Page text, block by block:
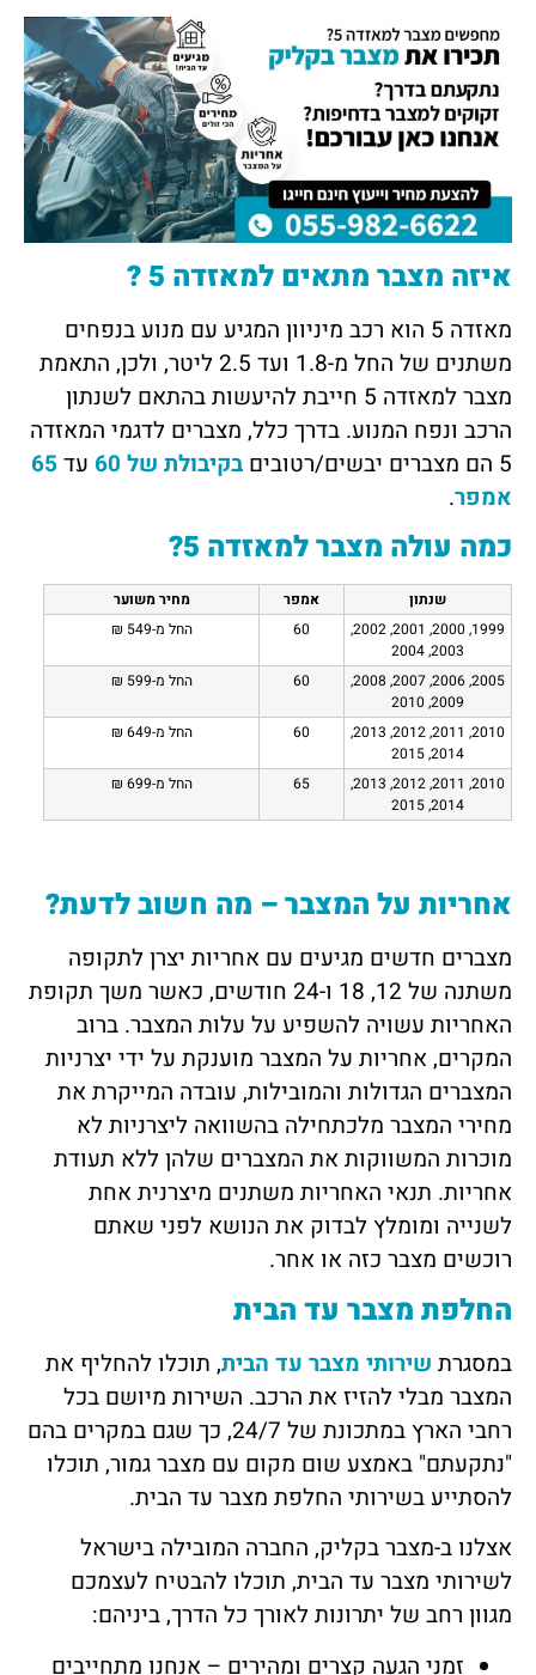
איזה מצבר מתאים למאזדה 5 ?
מאזדה 5 הוא רכב מיניוון המגיע עם מנוע בנפחים
משתנים של החל מ-1.8 ועד 2.5 ליטר, ולכן, התאמת
מצבר למאזדה 5 חייבת להיעשות בהתאם לשנתון
הרכב ונפח המנוע. בדרך כלל, מצברים לדגמי המאזדה
5 הם מצברים יבשים/רטובים
בקיבולת של 60 עד65
אמפר.
כמה עולה מצבר למאזדה 5?
שנתון אמפר
מחיר משוער
1999, 2000, 2001, 2002,
2003, 2004
60 החל מ-549 ₪
2005, 2006, 2007, 2008,
2009, 2010
60 החל מ-599 ₪
2010, 2011, 2012, 2013,
2014, 2015
60 החל מ-649 ₪
2010, 2011, 2012, 2013,
2014, 2015
65 החל מ-699 ₪
אחריות על המצבר – מה חשוב לדעת?
מצברים חדשים מגיעים עם אחריות יצרן לתקופה
משתנה של 12, 18 ו-24 חודשים, כאשר משך תקופת
האחריות עשויה להשפיע על עלות המצבר. ברוב
המקרים, אחריות על המצבר מוענקת על ידי יצרניות
המצברים הגדולות והמובילות, עובדה המייקרת את
מחירי המצבר מלכתחילה בהשוואה ליצרניות לא
מוכרות המשווקות את המצברים שלהן ללא תעודת
אחריות. תנאי האחריות משתנים מיצרנית אחת
לשנייה ומומלץ לבדוק את הנושא לפני שאתם
רוכשים מצבר כזה או אחר.
החלפת מצבר עד הבית
במסגרת שירותי מצבר עד הבית, תוכלו להחליף את
המצבר מבלי להזיז את הרכב. השירות מיושם בכל
רחבי הארץ במתכונת של 24/7, כך שגם במקרים בהם
"נתקעתם" באמצע שום מקום עם מצבר גמור, תוכלו
להסתייע בשירותי החלפת מצבר עד הבית.
אצלנו ב-מצבר בקליק, החברה המובילה בישראל
לשירותי מצבר עד הבית, תוכלו להבטיח לעצמכם
מגוון רחב של יתרונות לאורך כל הדרך, ביניהם:
זמני הגעה קצרים ומהירים – אנחנו מתחייבים